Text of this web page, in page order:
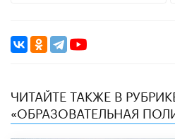
ЧИТАЙТЕ ТАКЖЕ В
«ОБРАЗОВАТЕЛЬНАЯ